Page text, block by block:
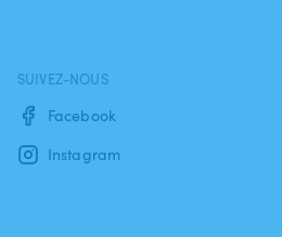
SUIVEZ-NOUS
Facebook
Instagram